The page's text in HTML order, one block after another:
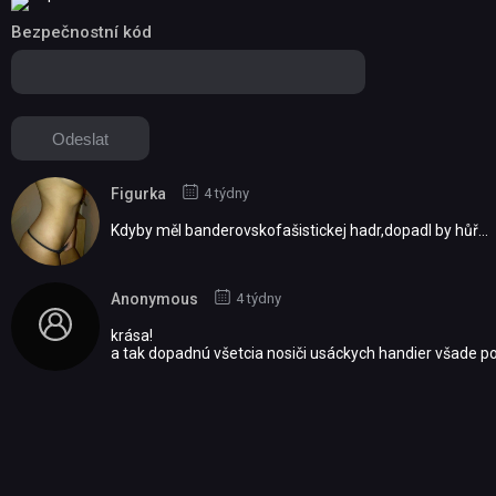
Bezpečnostní kód
Figurka 4 týdny
Kdyby měl banderovskofašistickej hadr,dopadl by hůř...
Anonymous 4 týdny
krása!
a tak dopadnú všetcia nosiči usáckych handier všade